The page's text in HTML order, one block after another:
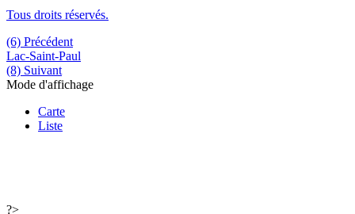
Tous droits réservés.
(6) Précédent
Lac-Saint-Paul
(8) Suivant
Mode d'affichage
Carte
Liste
?>